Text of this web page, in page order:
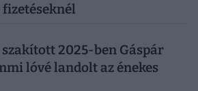
2025-ben Gáspár
lóvé landolt az énekes